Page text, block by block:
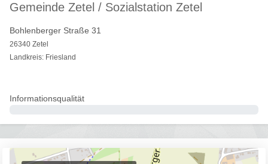
Gemeinde Zetel / Sozialstation Zetel
Bohlenberger Straße 31
26340 Zetel
Landkreis: Friesland
Informationsqualität